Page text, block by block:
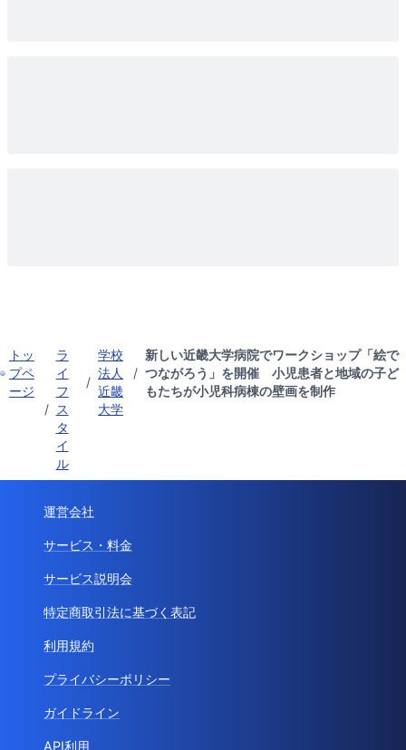
トッ
プペ
ージ
/
ラ
イ
フ
ス
タ
イ
ル
/
学校
法人
近畿
大学
/
新しい近畿大学病院でワークショップ「絵で
つながろう」を開催 小児患者と地域の子ど
もたちが小児科病棟の壁画を制作
運営会社
サービス・料金
サービス説明会
特定商取引法に基づく表記
利用規約
プライバシーポリシー
ガイドライン
API利用